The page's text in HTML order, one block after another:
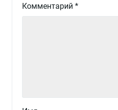
Комментарий *